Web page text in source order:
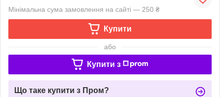
Мінімальна сума замовлення на сайті — 250 ₴
Купити
або
Купити з
Що таке купити з Пром?